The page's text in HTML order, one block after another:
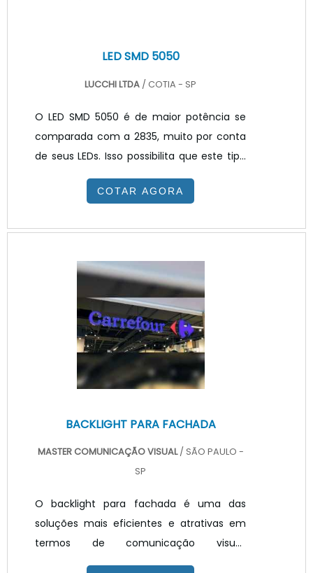
LED SMD 5050
LUCCHI LTDA / COTIA - SP
O LED SMD 5050 é de maior potência se
comparada com a 2835, muito por conta
de seus LEDs. Isso possibilita que este tipo
de produto possa estar disponível no
mercado em versões RGB coloridas, onde
milhões de cores disponíveis. DETALHES
inseridos em fitas flexíveis, ele pode ser
utilizado pela indústria de iluminação na
criação de luminárias. Com a inserção dos
LED SMD no PCB (placa de circuito
impresso) é possível desenvolv.
COTAR AGORA
BACKLIGHT PARA FACHADA
MASTER COMUNICAÇÃO VISUAL/ SÃO PAULO -
SP
O backlight para fachada é uma das
soluções mais eficientes e atrativas em
termos de comunicação visual.
Confeccionado em material de extrema